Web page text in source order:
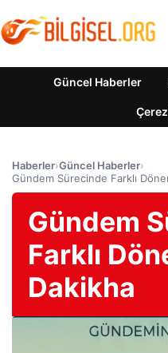
Güncel Haberler
Haberler›Güncel Haberler›
Gündem Sürecinde Farklı
Gündem
Farklı
Dakikha